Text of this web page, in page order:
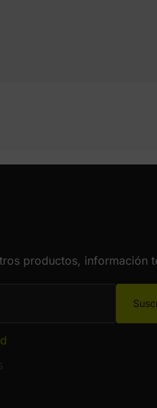
productos, información